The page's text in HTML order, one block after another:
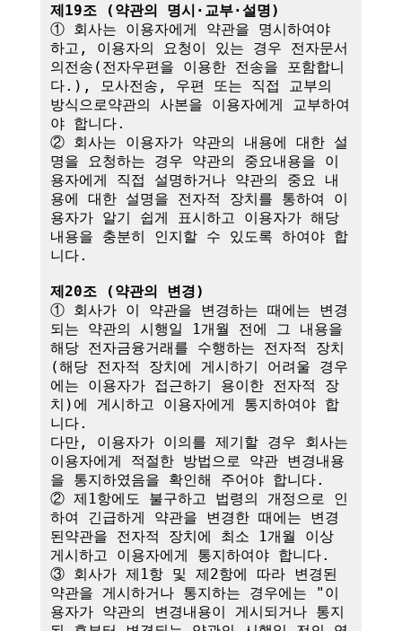
제19조 (약관의 명시·교부·설명)
① 회사는 이용자에게 약관을 명시하여야
하고, 이용자의 요청이 있는 경우 전자문서
의전송(전자우편을 이용한 전송을 포함합니
다.), 모사전송, 우편 또는 직접 교부의
방식으로약관의 사본을 이용자에게 교부하여
야 합니다.
② 회사는 이용자가 약관의 내용에 대한 설
명을 요청하는 경우 약관의 중요내용을 이
용자에게 직접 설명하거나 약관의 중요 내
용에 대한 설명을 전자적 장치를 통하여 이
용자가 알기 쉽게 표시하고 이용자가 해당
내용을 충분히 인지할 수 있도록 하여야 합
니다.
제20조 (약관의 변경)
① 회사가 이 약관을 변경하는 때에는 변경
되는 약관의 시행일 1개월 전에 그 내용을
해당 전자금융거래를 수행하는 전자적 장치
(해당 전자적 장치에 게시하기 어려울 경우
에는 이용자가 접근하기 용이한 전자적 장
치)에 게시하고 이용자에게 통지하여야 합
니다.
다만, 이용자가 이의를 제기할 경우 회사는
이용자에게 적절한 방법으로 약관 변경내용
을 통지하였음을 확인해 주어야 합니다.
② 제1항에도 불구하고 법령의 개정으로 인
하여 긴급하게 약관을 변경한 때에는 변경
된약관을 전자적 장치에 최소 1개월 이상
게시하고 이용자에게 통지하여야 합니다.
③ 회사가 제1항 및 제2항에 따라 변경된
약관을 게시하거나 통지하는 경우에는 "이
용자가 약관의 변경내용이 게시되거나 통지